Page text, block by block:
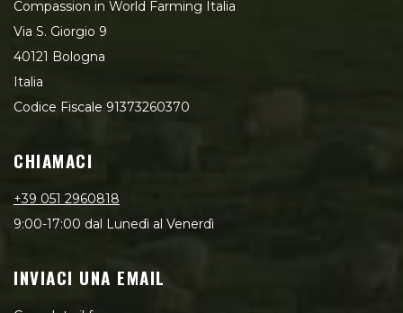
Compassion in World Farming Italia
Via S. Giorgio 9
40121 Bologna
Italia
Codice Fiscale 91373260370
CHIAMACI
+39 051 2960818
9:00-17:00 dal Lunedì al Venerdì
INVIACI UNA EMAIL